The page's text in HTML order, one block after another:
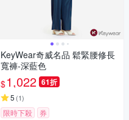
KeyWear奇威名品 鬆緊腰修長
寬褲-深藍色
$1,022 61折
5 (1)
限時下殺 券